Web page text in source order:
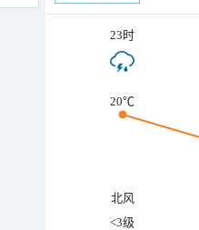
23时
20℃
北风
<3级